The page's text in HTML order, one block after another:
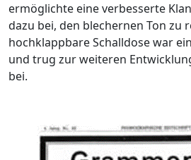
ermöglichte eine verbesserte
dazu bei, den blechernen Ton zu
hochklappbare Schalldose war
und trug zur weiteren
bei.